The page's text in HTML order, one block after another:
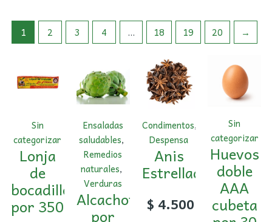
1 2 3 4 … 18 19 20 →
Sin
categorizar
Lonja
de
bocadillo
por 350
Ensaladas
saludables,
Remedios
naturales,
Verduras
Alcachofa
por
Condimentos,
Despensa
Anis
Estrellado
$ 4.500
Sin
categorizar
Huevos
doble
AAA
cubeta